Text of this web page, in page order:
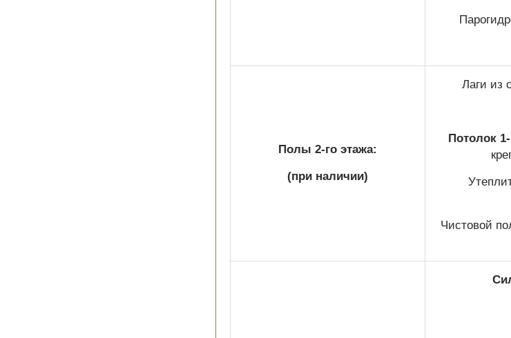
Полы 2-го этажа:
(при наличии)
Лаги из
Потолок
Чистовой